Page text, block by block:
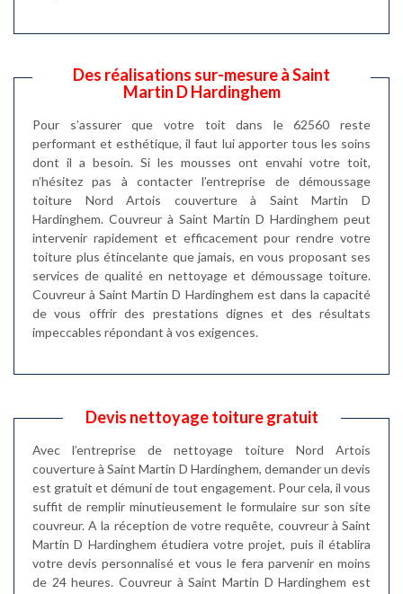
Des réalisations sur-mesure à Saint
Martin D Hardinghem
Pour s’assurer que votre toit dans le 62560 reste
performant et esthétique, il faut lui apporter tous les soins
dont il a besoin. Si les mousses ont envahi votre toit,
n’hésitez pas à contacter l’entreprise de démoussage
toiture Nord Artois couverture à Saint Martin D
Hardinghem. Couvreur à Saint Martin D Hardinghem peut
intervenir rapidement et efficacement pour rendre votre
toiture plus étincelante que jamais, en vous proposant ses
services de qualité en nettoyage et démoussage toiture.
Couvreur à Saint Martin D Hardinghem est dans la capacité
de vous offrir des prestations dignes et des résultats
impeccables répondant à vos exigences.
Devis nettoyage toiture gratuit
Avec l’entreprise de nettoyage toiture Nord Artois
couverture à Saint Martin D Hardinghem, demander un devis
est gratuit et démuni de tout engagement. Pour cela, il vous
suffit de remplir minutieusement le formulaire sur son site
couvreur. A la réception de votre requête, couvreur à Saint
Martin D Hardinghem étudiera votre projet, puis il établira
votre devis personnalisé et vous le fera parvenir en moins
de 24 heures. Couvreur à Saint Martin D Hardinghem est